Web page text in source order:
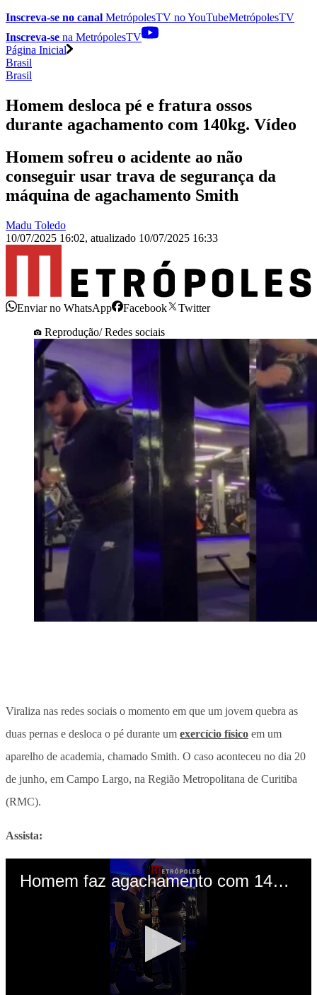
Inscreva-se no canal MetrópolesTV noYouTubeMetrópolesTV
Inscreva-se na MetrópolesTV
Página Inicial
Brasil
Brasil
Homem desloca pé e fratura ossos
durante agachamento com 140kg. Vídeo
Homem sofreu o acidente ao não
conseguir usar trava de segurança da
máquina de agachamento Smith
Madu Toledo
10/07/2025 16:02, atualizado 10/07/2025 16:33
Enviar no WhatsApp Facebook
Twitter
Reprodução/ Redes sociais
Viraliza nas redes sociais o momento em que um jovem quebra as
duas pernas e desloca o pé durante um exercício físico em um
aparelho de academia, chamado Smith. O caso aconteceu no dia 20
de junho, em Campo Largo, na Região Metropolitana de Curitiba
(RMC).
Assista: